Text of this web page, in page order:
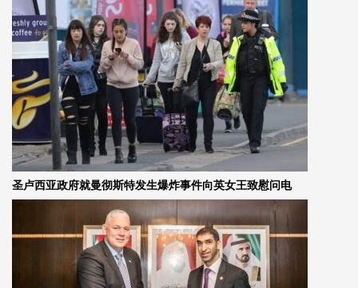
圣卢西亚政府就曼彻斯特发生爆炸事件向英女王致慰问电